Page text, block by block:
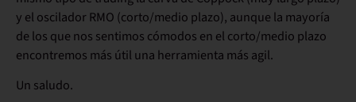
y el oscilador RMO (corto/medio plazo), aunque la mayoría
de los que nos sentimos cómodos en el corto/medio plazo
encontremos más útil una herramienta más agil.
Un saludo.